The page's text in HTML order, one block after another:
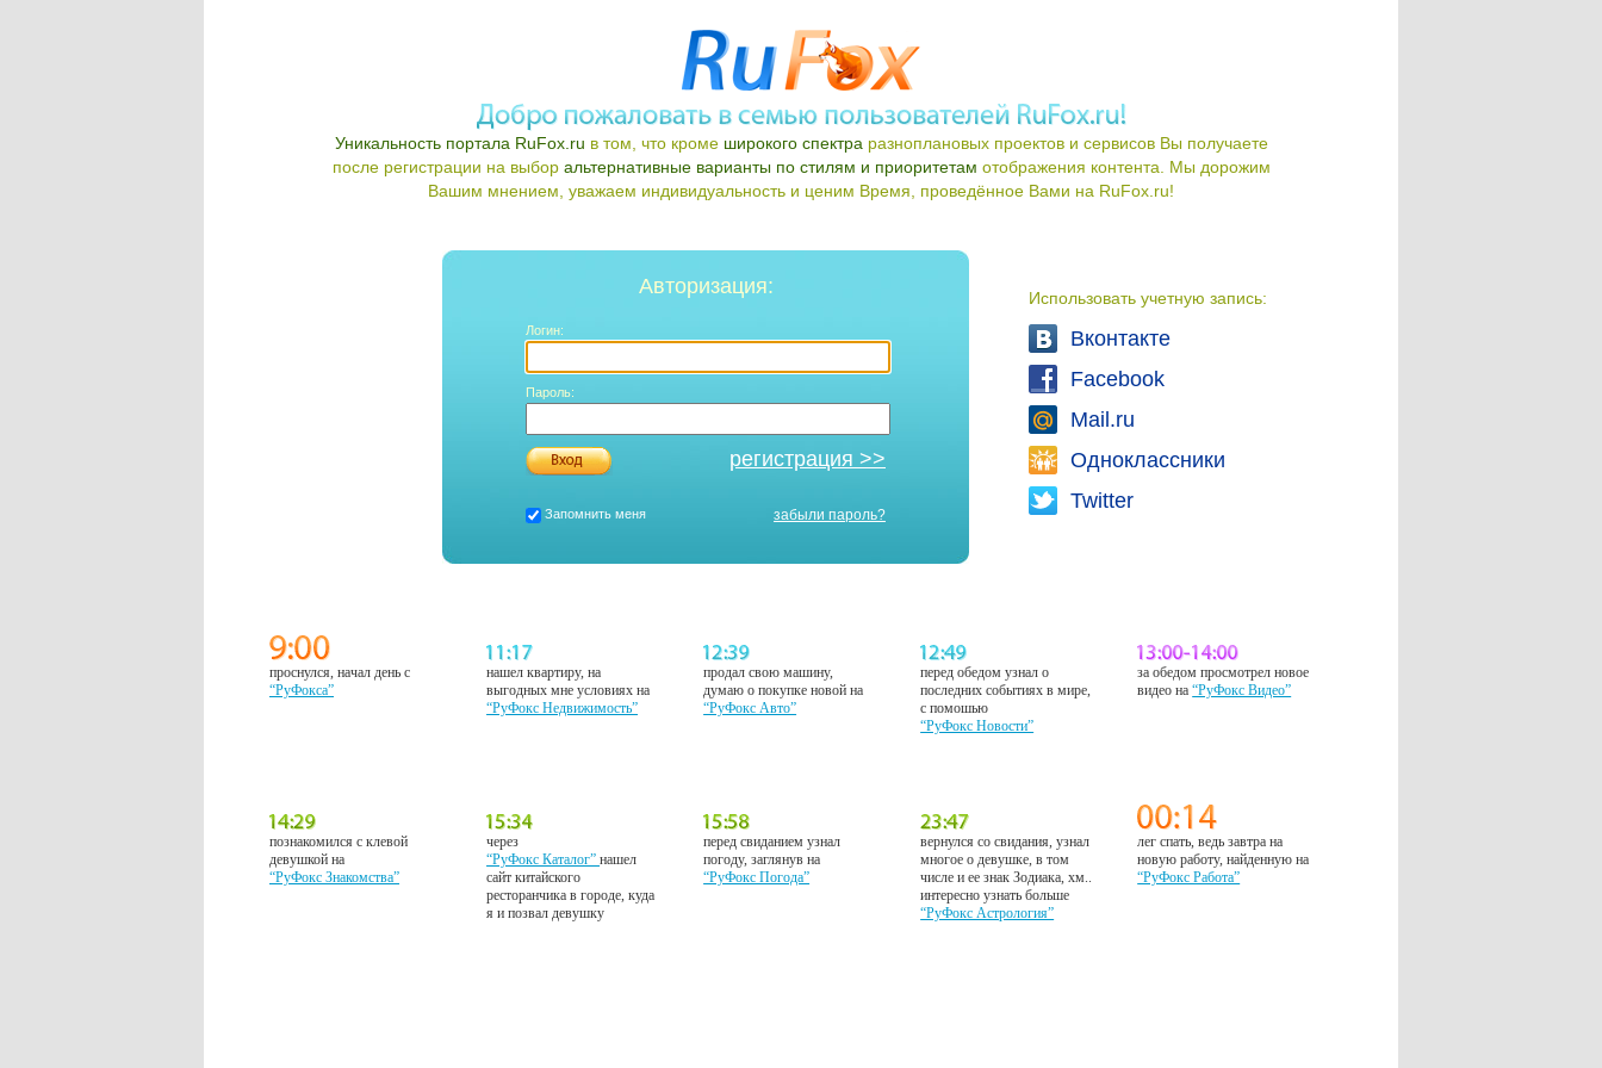
Уникальность портала RuFox.ru в том, что кроме широкого спектра разноплановых проектов и сервисов Вы получаете
после регистрации на выбор альтернативные варианты по стилям и приоритетам отображения контента. Мы дорожим
Вашим мнением, уважаем индивидуальность и ценим Время, проведённое Вами на RuFox.ru!
Использовать учетную запись:
Вконтакте
Facebook
Mail.ru
Одноклассники
Twitter
Авторизация:
Логин:
Пароль:
регистрация >>
Запомнить меня забыли пароль?
проснулся, начал день с
“РуФокса”
нашел квартиру, на
выгодных мне условиях на
“РуФокс Недвижимость”
продал свою машину,
думаю о покупке новой на
“РуФокс Авто”
перед обедом узнал о
последних событиях в мире,
с помошью
“РуФокс Новости”
за обедом просмотрел новое
видео на“РуФокс Видео”
познакомился с клевой
девушкой на
“РуФокс Знакомства”
через
“РуФокс Каталог”нашел
сайт китайского
ресторанчика в городе, куда
я и позвал девушку
перед свиданием узнал
погоду, заглянув на
“РуФокс Погода”
вернулся со свидания, узнал
многое о девушке, в том
числе и ее знак Зодиака, хм..
интересно узнать больше
“РуФокс Астрология”
лег спать, ведь завтра на
новую работу, найденную на
“РуФокс Работа”